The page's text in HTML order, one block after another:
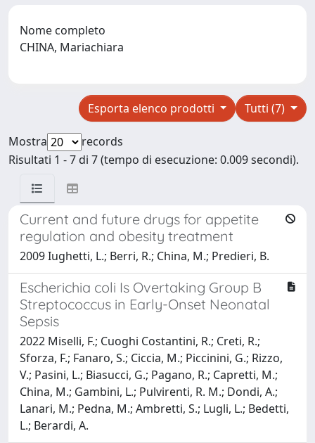
Nome completo
CHINA, Mariachiara
Tutti (7)
Esporta elenco prodotti
Mostra
records
Risultati 1 - 7 di 7 (tempo di esecuzione: 0.009 secondi).
Current and future drugs for appetite
regulation and obesity treatment
2009 Iughetti, L.; Berri, R.; China, M.; Predieri, B.
Escherichia coli Is Overtaking Group B
Streptococcus in Early-Onset Neonatal
Sepsis
2022 Miselli, F.; Cuoghi Costantini, R.; Creti, R.;
Sforza, F.; Fanaro, S.; Ciccia, M.; Piccinini, G.; Rizzo,
V.; Pasini, L.; Biasucci, G.; Pagano, R.; Capretti, M.;
China, M.; Gambini, L.; Pulvirenti, R. M.; Dondi, A.;
Lanari, M.; Pedna, M.; Ambretti, S.; Lugli, L.; Bedetti,
L.; Berardi, A.